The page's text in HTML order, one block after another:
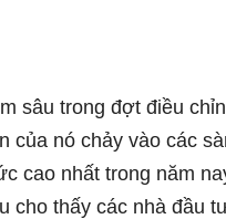
sâu trong đợt điều
của nó chảy vào các
cao nhất trong năm
cho thấy các nhà đầu